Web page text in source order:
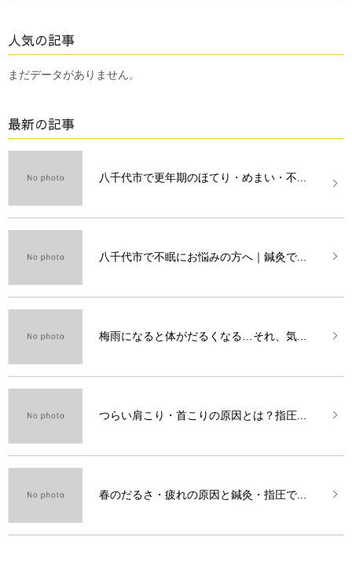
人気の記事
まだデータがありません。
最新の記事
八千代市で更年期のほてり・めまい・不...
八千代市で不眠にお悩みの方へ｜鍼灸で...
梅雨になると体がだるくなる…それ、気...
つらい肩こり・首こりの原因とは？指圧...
春のだるさ・疲れの原因と鍼灸・指圧で...